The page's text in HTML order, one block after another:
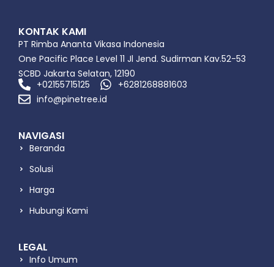
KONTAK KAMI
PT Rimba Ananta Vikasa Indonesia
One Pacific Place Level 11 Jl Jend. Sudirman Kav.52-53
SCBD Jakarta Selatan, 12190
+02155715125
+6281268881603
info@pinetree.id
NAVIGASI
Beranda
Solusi
Harga
Hubungi Kami
LEGAL
Info Umum